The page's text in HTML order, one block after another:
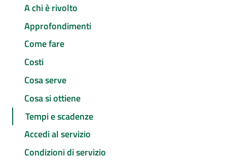
A chi è rivolto
Approfondimenti
Come fare
Costi
Cosa serve
Cosa si ottiene
Tempi e scadenze
Accedi al servizio
Condizioni di servizio